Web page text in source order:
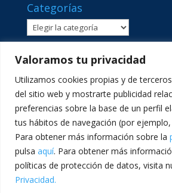
Valoramos tu privacidad
Utilizamos cookies propias y de
del sitio web y mostrarte publicidad
preferencias sobre la base de un perfil
tus hábitos de navegación (por
Para obtener más información sobre la
pulsa aquí. Para obtener más
políticas de protección de datos, visita
Privacidad.
Categorías
Categorías
C/ Sant Lluís Beltrán, 8 · 46980 ·
Telf: 961365540 ·